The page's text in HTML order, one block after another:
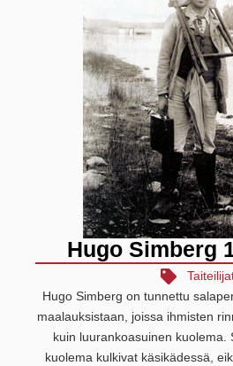
Hugo Simberg
Hugo Simberg on tunnettu
maalauksistaan, joissa ihmisten
kuin luurankoasuinen kuolema.
kuolema kulkivat käsikädessä,